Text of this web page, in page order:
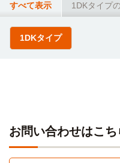
すべて表示 1DKタイプ
1DKタイプ
お問い合わせはこ